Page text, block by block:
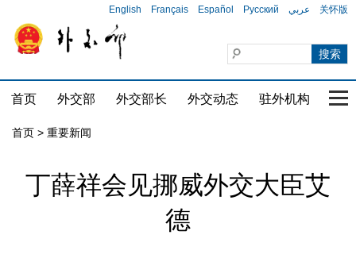
English Français Español Русский عربي 关怀版
首页 外交部 外交部长 外交动态 驻外机构 国
首页 > 重要新闻
丁薛祥会见挪威外交大臣艾
德